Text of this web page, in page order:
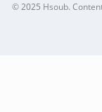
© 2025Hsoub.